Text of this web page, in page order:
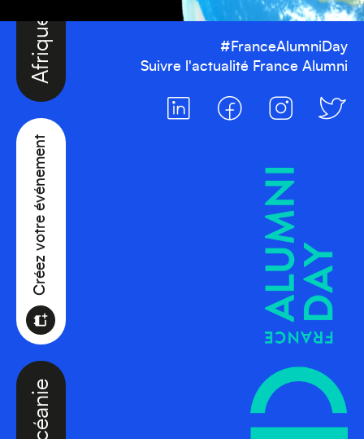
Océanie
Créez votre événement
Afrique
#FranceAlumniDay
Suivre l'actualité France Alumni